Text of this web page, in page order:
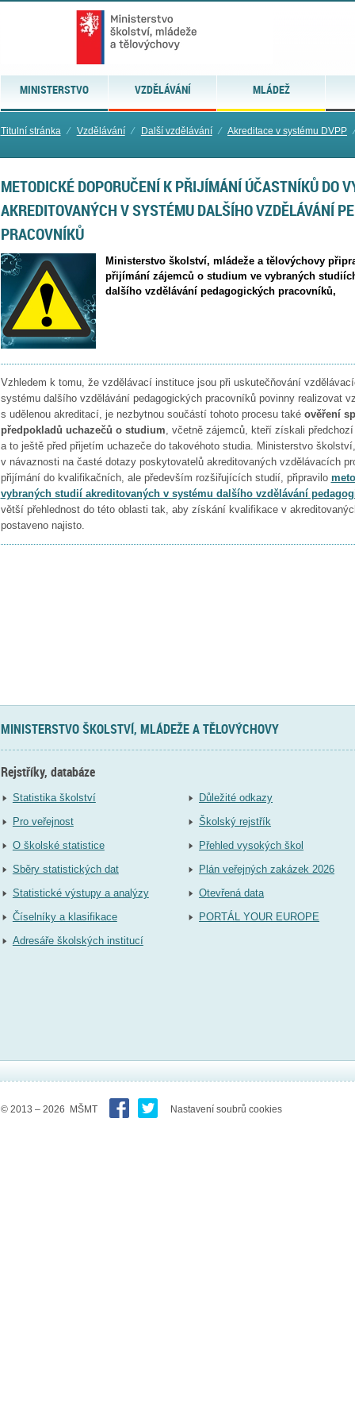
MINISTERSTVO VZDĚLÁVÁNÍ MLÁDEŽ
Titulní stránka ⁄ Vzdělávání ⁄ Další vzdělávání ⁄ Akreditace v systému DVPP
METODICKÉ DOPORUČENÍ K PŘIJÍMÁNÍ ÚČASTNÍKŮ DO
AKREDITOVANÝCH V SYSTÉMU DALŠÍHO VZDĚLÁVÁNÍ
PRACOVNÍKŮ
Ministerstvo školství, mládeže a tělovýchovy
přijímání zájemců o studium ve vybraných
dalšího vzdělávání pedagogických pracovníků,
Vzhledem k tomu, že vzdělávací instituce jsou při uskutečňování
systému dalšího vzdělávání pedagogických pracovníků povinny realizovat
s udělenou akreditací, je nezbytnou součástí tohoto procesu také ověření
předpokladů uchazečů o studium, včetně zájemců, kteří získali
a to ještě před přijetím uchazeče do takovéhoto studia. Ministerstvo
v návaznosti na časté dotazy poskytovatelů akreditovaných vzdělávacích
přijímání do kvalifikačních, ale především rozšiřujících studií, připravilo
vybraných studií akreditovaných v systému dalšího vzdělávání
větší přehlednost do této oblasti tak, aby získání kvalifikace v
postaveno najisto.
MINISTERSTVO ŠKOLSTVÍ, MLÁDEŽE A TĚLOVÝCHOVY
Rejstříky, databáze
Statistika školství
Pro veřejnost
O školské statistice
Sběry statistických dat
Statistické výstupy a analýzy
Číselníky a klasifikace
Adresáře školských institucí
Důležité odkazy
Školský rejstřík
Přehled vysokých škol
Plán veřejných zakázek 2026
Otevřená data
PORTÁL YOUR EUROPE
© 2013 – 2026 MŠMT Nastavení soubrů cookies